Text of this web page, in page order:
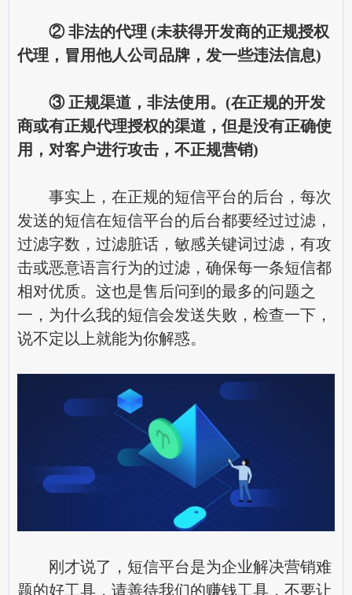
② 非法的代理 (未获得开发商的正规授权
代理，冒用他人公司品牌，发一些违法信息)
③ 正规渠道，非法使用。(在正规的开发
商或有正规代理授权的渠道，但是没有正确使
用，对客户进行攻击，不正规营销)
事实上，在正规的短信平台的后台，每次
发送的短信在短信平台的后台都要经过过滤，
过滤字数，过滤脏话，敏感关键词过滤，有攻
击或恶意语言行为的过滤，确保每一条短信都
相对优质。这也是售后问到的最多的问题之
一，为什么我的短信会发送失败，检查一下，
说不定以上就能为你解惑。
刚才说了，短信平台是为企业解决营销难
题的好工具，请善待我们的赚钱工具，不要让